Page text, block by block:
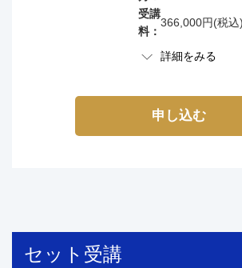
● クライアントさん用：プラギャーア
● セラピスト用：手早くライアントさ
● カルテ作り～自分オリジナルカルテ
● アドバイスエクササイズ
● アドバイスアイデアノートの作り方
【この講座が勧められる方
● クライアントさんへ明確で的確なカ
受講
料：
366,000円(税込)
講座内容
アーユルヴェーダ施術をお客様に行う
ラ施術ができるようになります。
アーユルヴェーダの基本施術がセット
詳細をみる
申し込む
セット受講